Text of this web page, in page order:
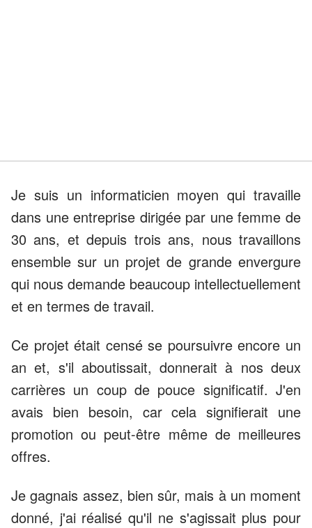
Je suis un informaticien moyen qui travaille
dans une entreprise dirigée par une femme de
30 ans, et depuis trois ans, nous travaillons
ensemble sur un projet de grande envergure
qui nous demande beaucoup intellectuellement
et en termes de travail.
Ce projet était censé se poursuivre encore un
an et, s'il aboutissait, donnerait à nos deux
carrières un coup de pouce significatif. J'en
avais bien besoin, car cela signifierait une
promotion ou peut-être même de meilleures
offres.
Je gagnais assez, bien sûr, mais à un moment
donné, j'ai réalisé qu'il ne s'agissait plus pour